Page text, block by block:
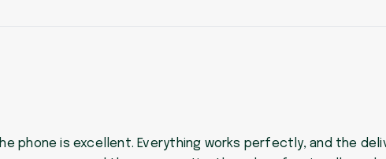
phone is excellent. Everything works perfectly, and the